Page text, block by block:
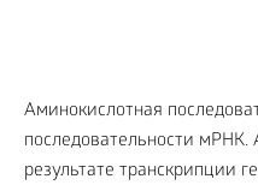
Аминокислотная
последовательности мРНК.
результате транскрипции